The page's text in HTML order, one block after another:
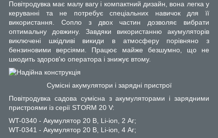
Повітродувка має малу вагу і компактний дизайн, вона легка у
керуванні та не потребує спеціальних навичок для її
використання. Сопло з двох частин дозволяє вибрати
оптимальну довжину. Завдяки використанню акумуляторів
виключені шкідливі викиди в атмосферу порівняно з
бензиновими версіями. Працює майже безшумно, що не
шкодить здоров'ю оператора і знижує втому.
Сумісні акумулятори і зарядні пристрої
Повітродувка садова сумісна з акумуляторами і зарядними
пристроями із серії STORM 20 V:
WT-0340 - Акумулятор 20 В, Li-ion, 2 Аг;
WT-0341 - Акумулятор 20 В, Li-ion, 4 Аг;